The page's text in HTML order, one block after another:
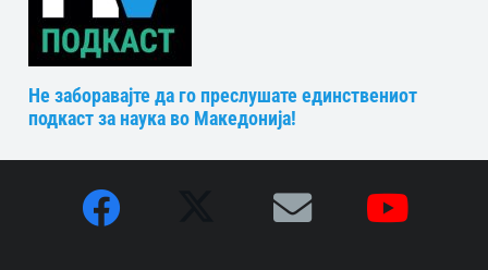
Не заборавајте да го преслушате единствениот
подкаст за наука во Македонија!